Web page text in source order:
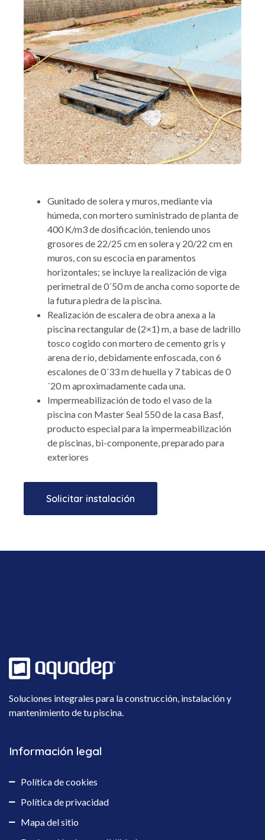
Gunitado de solera y muros, mediante via
húmeda, con mortero suministrado de planta de
400 K/m3 de dosificación, teniendo unos
grosores de 22/25 cm en solera y 20/22 cm en
muros, con su escocia en paramentos
horizontales; se incluye la realización de viga
perimetral de 0´50 m de ancha como soporte de
la futura piedra de la piscina.
Realización de escalera de obra anexa a la
piscina rectangular de (2×1) m, a base de ladrillo
tosco cogido con mortero de cemento gris y
arena de río, debidamente enfoscada, con 6
escalones de 0´33 m de huella y 7 tabicas de 0
´20 m aproximadamente cada una.
Impermeabilización de todo el vaso de la
piscina con Master Seal 550 de la casa Basf,
producto especial para la impermeabilización
de piscinas, bi-componente, preparado para
exteriores
Solicitar instalación
Soluciones integrales para la construcción, instalación y
mantenimiento de tu piscina.
Información legal
Política de cookies
Política de privacidad
Mapa del sitio